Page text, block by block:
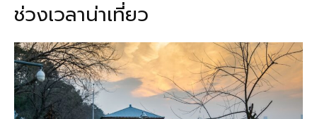
ช่วงเวลาน่าเที่ยว